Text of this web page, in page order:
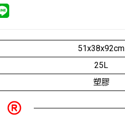
51x38x92cm
25L
塑膠